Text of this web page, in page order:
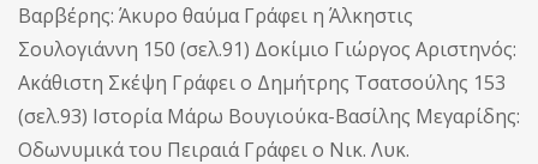
Βαρβέρης: Άκυρο θαύμα Γράφει η Άλκηστις
Σουλογιάννη 150 (σελ.91) Δοκίμιο Γιώργος Αριστηνός:
Ακάθιστη Σκέψη Γράφει ο Δημήτρης Τσατσούλης 153
(σελ.93) Ιστορία Μάρω Βουγιούκα-Βασίλης Μεγαρίδης:
Οδωνυμικά του Πειραιά Γράφει ο Νικ. Λυκ.